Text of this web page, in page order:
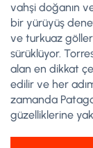
vahşi doğanın
bir yürüyüş
ve turkuaz
sürüklüyor.
alan en dikkat
edilir ve her
zamanda
güzelliklerine